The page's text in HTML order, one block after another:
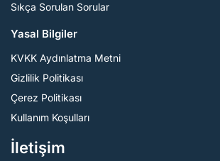
Sıkça Sorulan Sorular
Yasal Bilgiler
KVKK Aydınlatma Metni
Gizlilik Politikası
Çerez Politikası
Kullanım Koşulları
İletişim